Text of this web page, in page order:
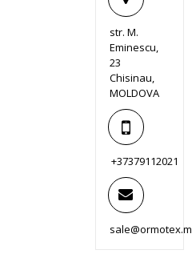
str. M.
Eminescu,
23
Chisinau,
MOLDOVA
+37379112021